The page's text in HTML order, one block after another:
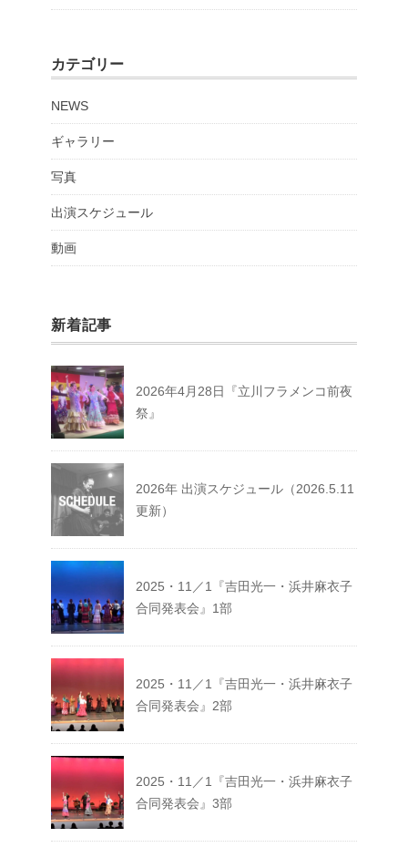
カテゴリー
NEWS
ギャラリー
写真
出演スケジュール
動画
新着記事
2026年4月28日『立川フラメンコ前夜
祭』
2026年 出演スケジュール（2026.5.11
更新）
2025・11／1『吉田光一・浜井麻衣子
合同発表会』1部
2025・11／1『吉田光一・浜井麻衣子
合同発表会』2部
2025・11／1『吉田光一・浜井麻衣子
合同発表会』3部